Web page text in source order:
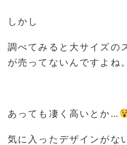
しかし
調べてみると大サイズの
が売ってないんですよね。
あっても凄く高いとか…
気に入ったデザインがな